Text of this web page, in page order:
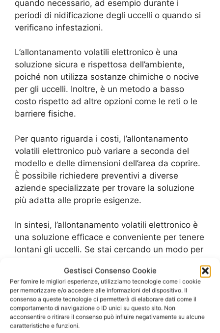
Gestisci Consenso Cookie
Per fornire le migliori esperienze, utilizziamo tecnologie come i cookie
per memorizzare e/o accedere alle informazioni del dispositivo. Il
consenso a queste tecnologie ci permetterà di elaborare dati come il
comportamento di navigazione o ID unici su questo sito. Non
acconsentire o ritirare il consenso può influire negativamente su alcune
caratteristiche e funzioni.
quando necessario, ad esempio durante i
periodi di nidificazione degli uccelli o quando si
verificano infestazioni.
L’allontanamento volatili elettronico è una
soluzione sicura e rispettosa dell’ambiente,
poiché non utilizza sostanze chimiche o nocive
per gli uccelli. Inoltre, è un metodo a basso
costo rispetto ad altre opzioni come le reti o le
barriere fisiche.
Per quanto riguarda i costi, l’allontanamento
volatili elettronico può variare a seconda del
modello e delle dimensioni dell’area da coprire.
È possibile richiedere preventivi a diverse
aziende specializzate per trovare la soluzione
più adatta alle proprie esigenze.
In sintesi, l’allontanamento volatili elettronico è
una soluzione efficace e conveniente per tenere
lontani gli uccelli. Se stai cercando un modo per
valuta l’utilizzo di questo sistema e scopri come
può aiutarti a proteggere la tua proprietà.
Allontanamento volatili naturale: